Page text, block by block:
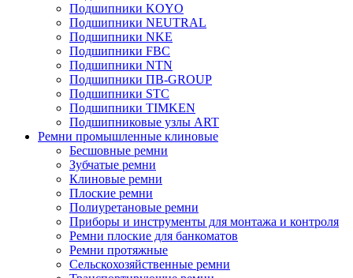
Подшипники KOYO
Подшипники NEUTRAL
Подшипники NKE
Подшипники FBC
Подшипники NTN
Подшипники ПВ-GROUP
Подшипники STC
Подшипники TIMKEN
Подшипниковые узлы ART
Ремни промышленные клиновые
Бесшовные ремни
Зубчатые ремни
Клиновые ремни
Плоские ремни
Полиуретановые ремни
Приборы и инструменты для монтажа и контроля
Ремни плоские для банкоматов
Ремни протяжные
Сельскохозяйственные ремни